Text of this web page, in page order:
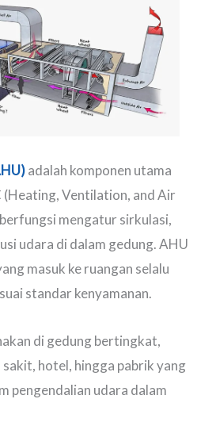
adalah komponen utama
(Heating, Ventilation, and Air
mengatur sirkulasi,
udara di dalam gedung. AHU
masuk ke ruangan selalu
standar kenyamanan.
di gedung bertingkat,
hotel, hingga pabrik yang
pengendalian udara dalam